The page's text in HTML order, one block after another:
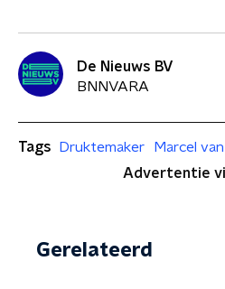
De Nieuws BV
BNNVARA
Tags Druktemaker
Marcel
Advertentie
Gerelateerd